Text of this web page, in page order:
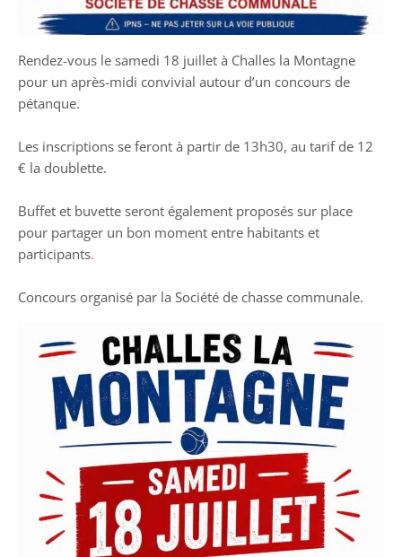
Rendez-vous le samedi 18 juillet à Challes la Montagne
pour un après-midi convivial autour d’un concours de
pétanque.
Les inscriptions se feront à partir de 13h30, au tarif de 12
€ la doublette.
Buffet et buvette seront également proposés sur place
pour partager un bon moment entre habitants et
participants.
Concours organisé par la Société de chasse communale.